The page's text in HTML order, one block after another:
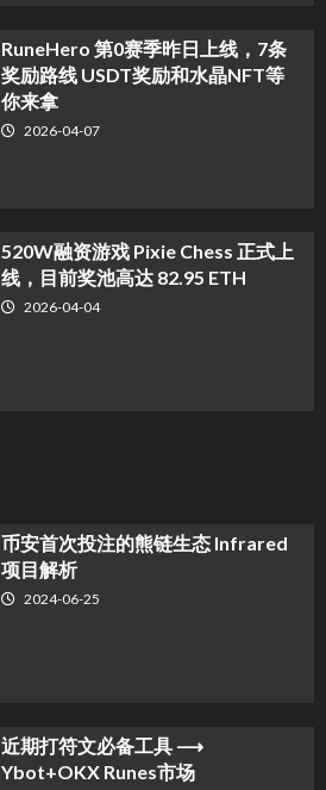
RuneHero 第0赛季昨日上线，7条
奖励路线 USDT奖励和水晶NFT等
你来拿
2026-04-07
520W融资游戏 Pixie Chess 正式上
线，目前奖池高达 82.95 ETH
2026-04-04
币安首次投注的熊链生态 Infrared
项目解析
2024-06-25
近期打符文必备工具 ⟶
Ybot+OKX Runes市场